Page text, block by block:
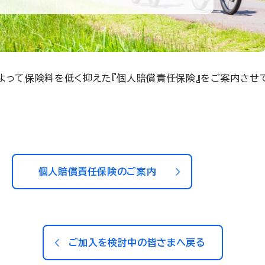
て保険料を低く抑えた『個人賠償責任保険』をご案内させ
個人賠償責任保険のご案内
ご加入を検討中の皆さまへ戻る